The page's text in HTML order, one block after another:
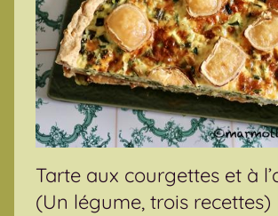
Tarte aux courgettes et à
(Un légume, trois recettes)